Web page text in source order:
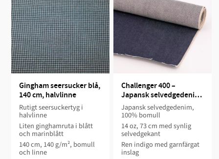
Gingham seersucker blå,
140 cm, halvlinne
Rutigt seersuckertyg i
halvlinne
Liten ginghamruta i blått
och marinblått
140 cm, 140 g/m², bomull
och linne
Challenger 400 –
Japansk selvedgedenim
14oz
Japansk selvedgedenim,
100% bomull
14 oz, 73 cm med synlig
selvedgekant
Ren indigo med garnfärgat
inslag